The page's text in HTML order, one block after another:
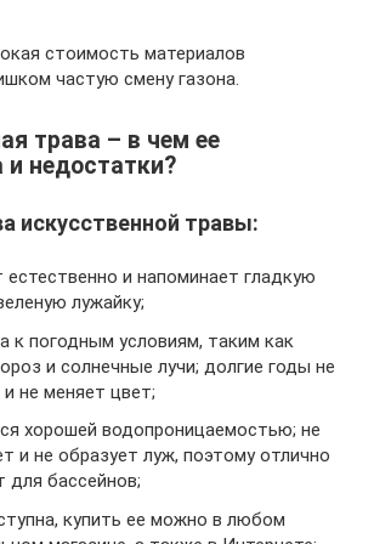
стоимость материалов
частую смену газона.
трава – в чем ее
и недостатки?
искусственной травы:
естественно и напоминает гладкую
лужайку;
к погодным условиям, таким как
и солнечные лучи; долгие годы не
и не меняет цвет;
хорошей водопроницаемостью; не
и не образует луж, поэтому отлично
для бассейнов;
купить ее можно в любом